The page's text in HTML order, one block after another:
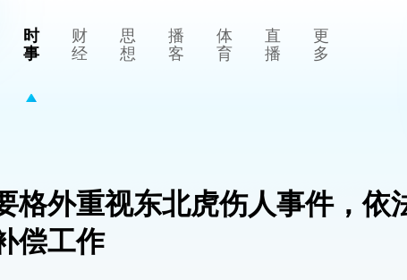
时
事
财
经
思
想
播
客
体
育
直
播
更
多
格外重视东北虎伤人事件，依
偿工作